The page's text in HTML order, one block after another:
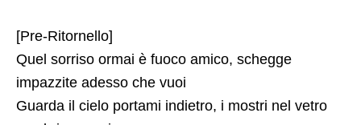
[Pre-Ritornello]
Quel sorriso ormai è fuoco amico, schegge
impazzite adesso che vuoi
Guarda il cielo portami indietro, i mostri nel vetro